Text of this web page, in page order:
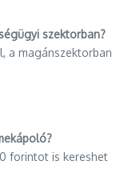
szektorban?
a magánszektorban
forintot is kereshet